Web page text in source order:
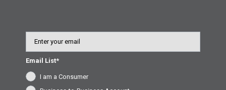
Email List*
I am a Consumer